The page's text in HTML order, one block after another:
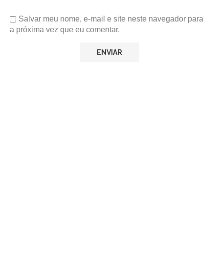
Salvar meu nome, e-mail e site neste navegador para
a próxima vez que eu comentar.